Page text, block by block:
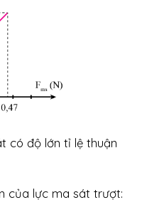
có độ lớn tỉ lệ thuận
của lực ma sát trượt: